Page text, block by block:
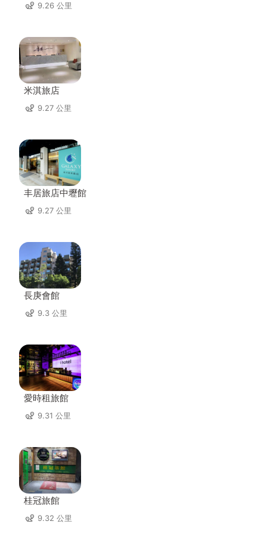
9.26 公里
米淇旅店
9.27 公里
丰居旅店中壢館
9.27 公里
長庚會館
9.3 公里
愛時租旅館
9.31 公里
桂冠旅館
9.32 公里